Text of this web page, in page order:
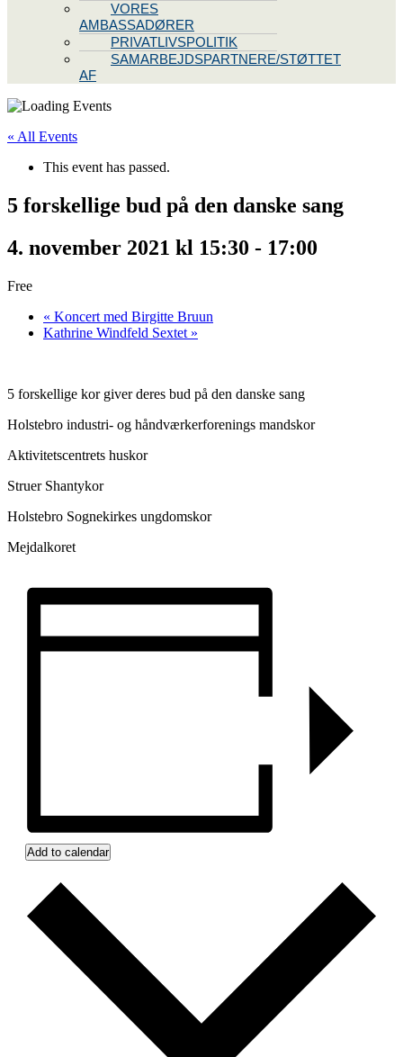
VORES
AMBASSADØRER
PRIVATLIVSPOLITIK
SAMARBEJDSPARTNERE/STØTTET
AF
« All Events
This event has passed.
5 forskellige bud på den danske sang
4. november 2021 kl 15:30 - 17:00
Free
« Koncert med Birgitte Bruun
Kathrine Windfeld Sextet »
5 forskellige kor giver deres bud på den danske sang
Holstebro industri- og håndværkerforenings mandskor
Aktivitetscentrets huskor
Struer Shantykor
Holstebro Sognekirkes ungdomskor
Mejdalkoret
Add to calendar